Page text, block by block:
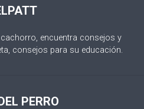
encuentra consejos y
consejos para su educación.
PERRO